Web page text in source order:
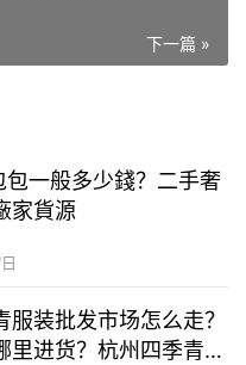
下一篇 »
一般多少錢？二手奢
家貨源
服装批发市场怎么走？
里进货？杭州四季青童